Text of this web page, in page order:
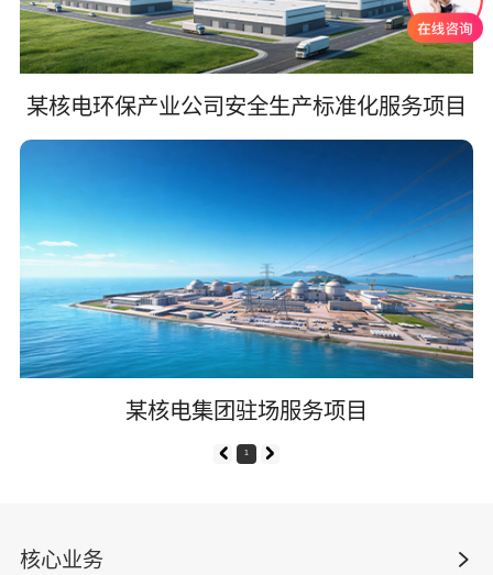
某核电环保产业公司安全生产标准化服务项目
某核电集团驻场服务项目
1
核心业务